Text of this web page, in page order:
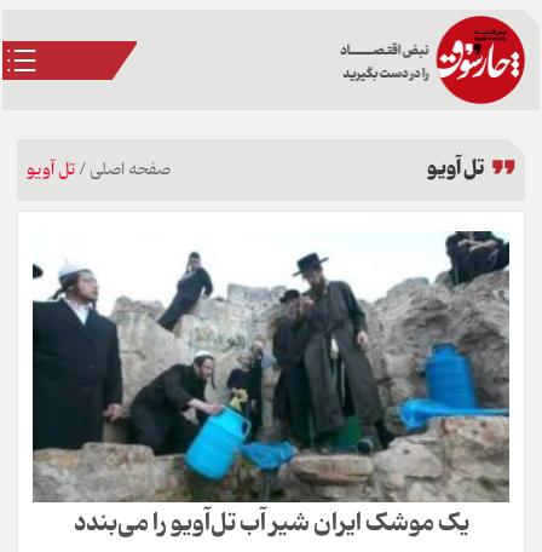
تل آویو صفحه اصلی/تل آویو
یک موشک ایران شیر آب تل‌آویو را می‌بندد